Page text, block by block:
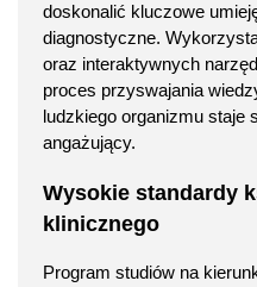
doskonalić kluczowe
diagnostyczne.
oraz interaktywnych
proces przyswajania
ludzkiego organizmu staje
angażujący.
Wysokie standardy
klinicznego
Program studiów na